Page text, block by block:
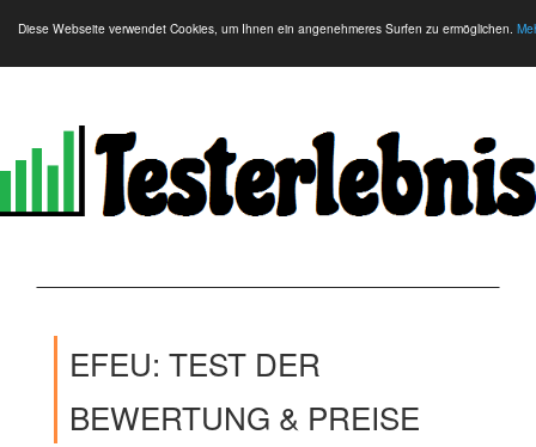
Diese Webseite verwendet Cookies, um Ihnen ein angenehmeres Surfen zu ermöglichen.
EFEU: TEST DER
BEWERTUNG & PREISE